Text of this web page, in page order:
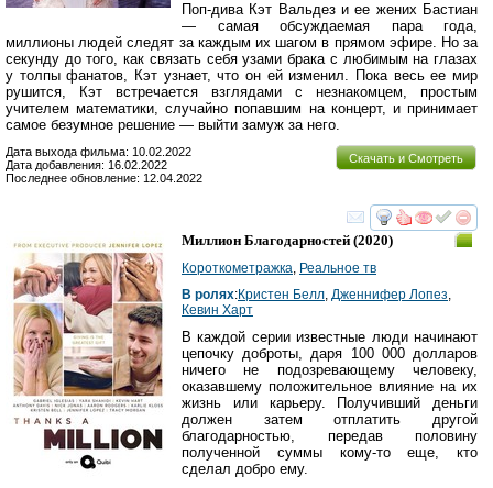
Поп-дива Кэт Вальдез и ее жених Бастиан
— самая обсуждаемая пара года,
миллионы людей следят за каждым их шагом в прямом эфире. Но за
секунду до того, как связать себя узами брака с любимым на глазах
у толпы фанатов, Кэт узнает, что он ей изменил. Пока весь ее мир
рушится, Кэт встречается взглядами с незнакомцем, простым
учителем математики, случайно попавшим на концерт, и принимает
самое безумное решение — выйти замуж за него.
Скачать и Смотреть
Дата выхода фильма: 10.02.2022
Дата добавления: 16.02.2022
Последнее обновление: 12.04.2022
смотреть
Миллион Благодарностей (2020)
Короткометражка, Реальное тв
В ролях:Кристен Белл, Дженнифер Лопез,
Кевин Харт
В каждой серии известные люди начинают
цепочку доброты, даря 100 000 долларов
ничего не подозревающему человеку,
оказавшему положительное влияние на их
жизнь или карьеру. Получивший деньги
должен затем отплатить другой
благодарностью, передав половину
полученной суммы кому-то еще, кто
сделал добро ему.